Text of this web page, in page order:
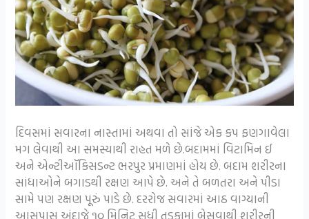
દિવસમાં સવારના નાસ્તામાં અથવા તો સાંજે એક કપ ફણગાવેલા
મગ લેવાથી આ સમસ્યાથી રાહત મળે છે.બદામમાં વિટામિન ઈ
અને એન્ટીઑકિસડન્ટ ભરપુર પ્રમાણમાં હોય છે. બદામ શરીરના
સાંધાઓને બગાડથી રક્ષણ આપે છે. અને તે બળતરા અને પીડા
સામે પણ રક્ષણ પૂરું પાડે છે. દરરોજ સવારમાં આઠ વાગ્યાની
આસપાસ અંદાજે ૧૦ મિનિટ સુધી તડકામાં બેસવાથી શરીરની